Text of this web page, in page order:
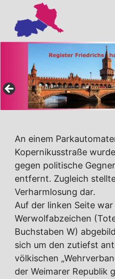
Inhalt
springen
An einem
Kopernikusstraße
gegen politische
entfernt. Zugleich
Verharmlosung dar.
Auf der linken Seite war
Werwolfabzeichen
Buchstaben W)
sich um den zutiefst
völkischen
der Weimarer Republik